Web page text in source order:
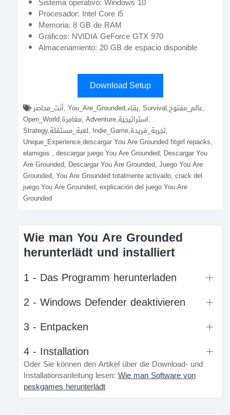
Procesador: Intel Core i5
Memoria: 8 GB de RAM
Gráficos: NVIDIA GeForce GTX 970
Almacenamiento: 20 GB de espacio disponible
Download Setup
أنت_محاصر, You_Are_Grounded,بقاء, Survival,عالم_مفتوح,
Open_World,مغامرة, Adventure,استراتيجية,
Strategy,لعبة_مستقلة, Indie_Game,تجربة_فريدة,
Unique_Experience,descargar You Are Grounded fitgirl repacks,
elamigos , descargar juego You Are Grounded, Descargar You
Are Grounded, Descargar You Are Grounded, Juego You Are
Grounded, You Are Grounded totalmente activado, crack del
juego You Are Grounded, explicación del juego You Are
Grounded
Wie man You Are Grounded
herunterlädt und installiert
1 - Das Programm herunterladen
2 - Windows Defender deaktivieren
3 - Entpacken
4 - Installation
Oder Sie können den Artikel über die Download- und
Installationsanleitung lesen: Wie man Software von
peskgames herunterlädt